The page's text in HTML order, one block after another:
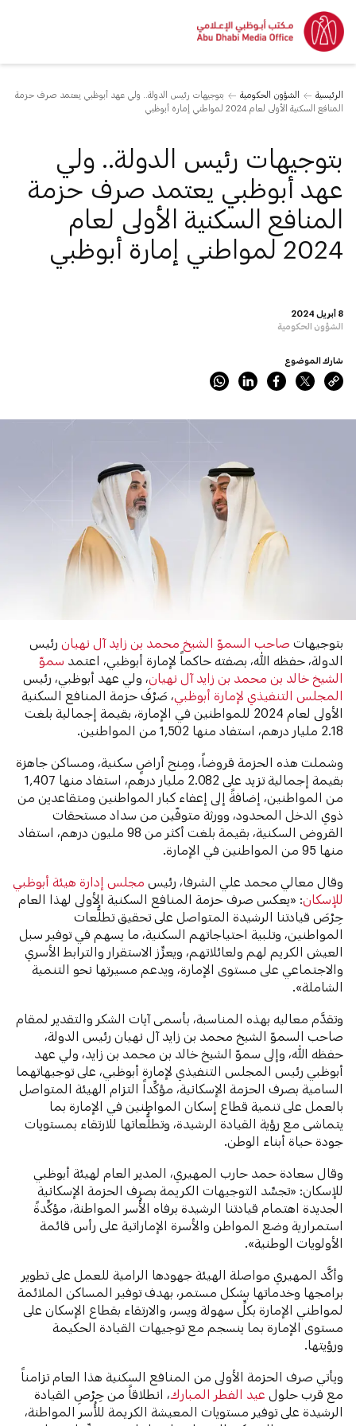
الرئيسية الشؤون الحكومية
بتوجيهات رئيس الدولة.. ولي عهد أبوظبي يعتمد صرف حزمة
المنافع السكنية الأولى لعام 2024 لمواطني إمارة أبوظبي
8 أبريل 2024
الشؤون الحكومية
بتوجيهات رئيس الدولة.. ولي
عهد أبوظبي يعتمد صرف حزمة
المنافع السكنية الأولى لعام
2024 لمواطني إمارة أبوظبي
شارك الموضوع
بتوجيهات صاحب السموّ الشيخ محمد بن زايد آل نهيان رئيس
الدولة، حفظه الله، بصفته حاكماً لإمارة أبوظبي، اعتمد سموّ
الشيخ خالد بن محمد بن زايد آل نهيان، ولي عهد أبوظبي، رئيس
المجلس التنفيذي لإمارة أبوظبي، صَرْفَ حزمة المنافع السكنية
الأولى لعام 2024 للمواطنين في الإمارة، بقيمة إجمالية بلغت
2.18 مليار درهم، استفاد منها 1,502 من المواطنين.
وشملت هذه الحزمة قروضاً، ومِنح أراضٍ سكنية، ومساكن جاهزة
بقيمة إجمالية تزيد على 2.082 مليار درهم، استفاد منها 1,407
من المواطنين، إضافةً إلى إعفاء كبار المواطنين ومتقاعدين من
ذوي الدخل المحدود، وورثة متوفّين من سداد مستحقات
القروض السكنية، بقيمة بلغت أكثر من 98 مليون درهم، استفاد
منها 95 من المواطنين في الإمارة.
وقال معالي محمد علي الشرفا، رئيس مجلس إدارة هيئة أبوظبي
للإسكان: «يعكس صرف حزمة المنافع السكنية الأولى لهذا العام
حِرْصَ قيادتنا الرشيدة المتواصل على تحقيق تطلُّعات
المواطنين، وتلبية احتياجاتهم السكنية، ما يسهم في توفير سبل
العيش الكريم لهم ولعائلاتهم، ويعزِّز الاستقرار والترابط الأسري
والاجتماعي على مستوى الإمارة، ويدعم مسيرتها نحو التنمية
الشاملة».
وتقدَّم معاليه بهذه المناسبة، بأسمى آيات الشكر والتقدير لمقام
صاحب السموّ الشيخ محمد بن زايد آل نهيان رئيس الدولة،
حفظه الله، وإلى سموّ الشيخ خالد بن محمد بن زايد، ولي عهد
أبوظبي رئيس المجلس التنفيذي لإمارة أبوظبي، على توجيهاتهما
السامية بصرف الحزمة الإسكانية، مؤكِّداً التزام الهيئة المتواصل
بالعمل على تنمية قطاع إسكان المواطنين في الإمارة بما
يتماشى مع رؤية القيادة الرشيدة، وتطلُّعاتها للارتقاء بمستويات
جودة حياة أبناء الوطن.
وقال سعادة حمد حارب المهيري، المدير العام لهيئة أبوظبي
للإسكان: «تجسِّد التوجيهات الكريمة بصرف الحزمة الإسكانية
الجديدة اهتمام قيادتنا الرشيدة برفاه الأُسر المواطنة، مؤكِّدةً
استمرارية وضع المواطن والأسرة الإماراتية على رأس قائمة
الأولويات الوطنية».
وأكَّد المهيري مواصلة الهيئة جهودها الرامية للعمل على تطوير
برامجها وخدماتها بشكل مستمر، بهدف توفير المساكن الملائمة
لمواطني الإمارة بكلِّ سهولة ويسر، والارتقاء بقطاع الإسكان على
مستوى الإمارة بما ينسجم مع توجيهات القيادة الحكيمة
ورؤيتها.
ويأتي صرف الحزمة الأولى من المنافع السكنية هذا العام تزامناً
مع قرب حلول عيد الفطر المبارك، انطلاقاً من حِرْصِ القيادة
الرشيدة على توفير مستويات المعيشة الكريمة للأُسر المواطنة،